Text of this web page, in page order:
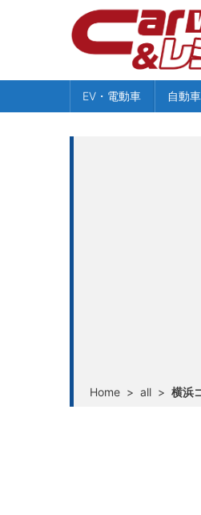
EV・電動車 自動車
Home > all > 横浜